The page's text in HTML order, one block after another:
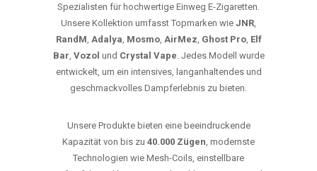
Spezialisten für hochwertige Einweg E-Zigaretten.
Unsere Kollektion umfasst Topmarken wie JNR,
RandM, Adalya, Mosmo, AirMez, Ghost Pro, Elf
Bar, Vozol und Crystal Vape. Jedes Modell wurde
entwickelt, um ein intensives, langanhaltendes und
geschmackvolles Dampferlebnis zu bieten.
Unsere Produkte bieten eine beeindruckende
Kapazität von bis zu 40.000 Zügen, modernste
Technologien wie Mesh-Coils, einstellbare